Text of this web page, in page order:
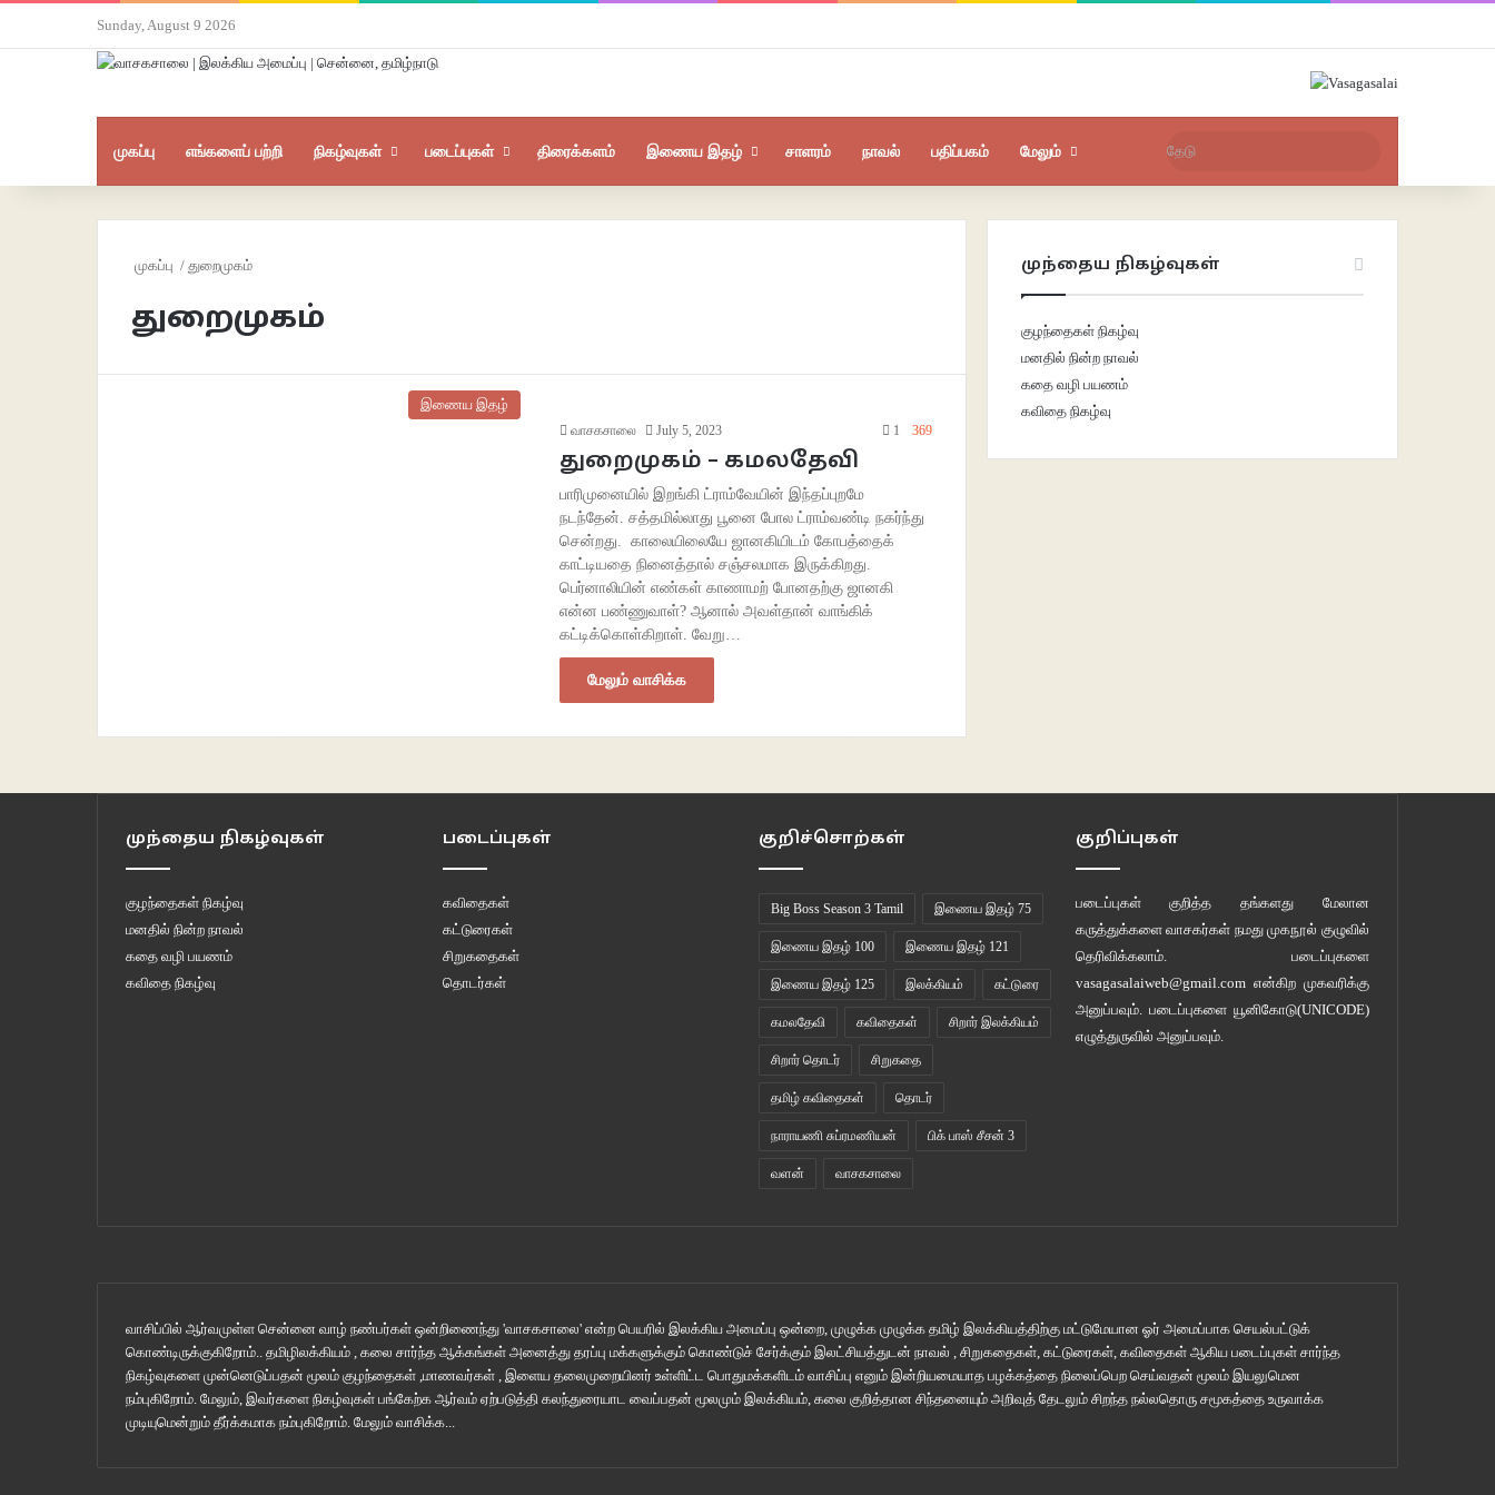
Sunday, August 9 2026
முகப்பு எங்களைப் பற்றி நிகழ்வுகள் படைப்புகள் திரைக்களம் இணைய இதழ் சாளரம் நாவல் பதிப்பகம் மேலும்
முகப்பு / துறைமுகம்
துறைமுகம்
இணைய இதழ்
வாசகசாலை July 5, 2023 1 369
துறைமுகம் – கமலதேவி
பாரிமுனையில் இறங்கி ட்ராம்வேயின் இந்தப்புறமே
நடந்தேன். சத்தமில்லாது பூனை போல ட்ராம்வண்டி நகர்ந்து
சென்றது. காலையிலையே ஜானகியிடம் கோபத்தைக்
காட்டியதை நினைத்தால் சஞ்சலமாக இருக்கிறது.
பெர்னாலியின் எண்கள் காணாமற் போனதற்கு ஜானகி
என்ன பண்ணுவாள்? ஆனால் அவள்தான் வாங்கிக்
கட்டிக்கொள்கிறாள். வேறு…
மேலும் வாசிக்க
முந்தைய நிகழ்வுகள்
குழந்தைகள் நிகழ்வு
மனதில் நின்ற நாவல்
கதை வழி பயணம்
கவிதை நிகழ்வு
முந்தைய நிகழ்வுகள்
குழந்தைகள் நிகழ்வு
மனதில் நின்ற நாவல்
கதை வழி பயணம்
கவிதை நிகழ்வு
படைப்புகள்
கவிதைகள்
கட்டுரைகள்
சிறுகதைகள்
தொடர்கள்
குறிச்சொற்கள்
Big Boss Season 3 Tamil இணைய இதழ் 75
இணைய இதழ் 100 இணைய இதழ் 121
இணைய இதழ் 125 இலக்கியம் கட்டுரை
கமலதேவி கவிதைகள் சிறார் இலக்கியம்
சிறார் தொடர் சிறுகதை
தமிழ் கவிதைகள் தொடர்
நாராயணி சுப்ரமணியன் பிக் பாஸ் சீசன் 3
வளன் வாசகசாலை
குறிப்புகள்
படைப்புகள் குறித்த தங்களது மேலான
கருத்துக்களை வாசகர்கள் நமதுமுகநூல் குழுவில்
தெரிவிக்கலாம். படைப்புகளை
vasagasalaiweb@gmail.comஎன்கிற முகவரிக்கு
அனுப்பவும். படைப்புகளை யூனிகோடு(UNICODE)
எழுத்துருவில் அனுப்பவும்.
வாசிப்பில் ஆர்வமுள்ள சென்னை வாழ் நண்பர்கள் ஒன்றிணைந்து 'வாசகசாலை' என்ற பெயரில் இலக்கிய அமைப்பு ஒன்றை, முழுக்க முழுக்க தமிழ் இலக்கியத்திற்கு மட்டுமேயான ஓர் அமைப்பாக செயல்பட்டுக்
கொண்டிருக்குகிறோம்.. தமிழிலக்கியம் , கலை சார்ந்த ஆக்கங்கள் அனைத்து தரப்பு மக்களுக்கும் கொண்டுச் சேர்க்கும் இலட்சியத்துடன் நாவல் , சிறுகதைகள், கட்டுரைகள், கவிதைகள் ஆகிய படைப்புகள் சார்ந்த
நிகழ்வுகளை முன்னெடுப்பதன் மூலம் குழந்தைகள் ,மாணவர்கள் , இளைய தலைமுறையினர் உள்ளிட்ட பொதுமக்களிடம் வாசிப்பு எனும் இன்றியமையாத பழக்கத்தை நிலைப்பெற செய்வதன் மூலம் இயலுமென
நம்புகிறோம். மேலும், இவர்களை நிகழ்வுகள் பங்கேற்க ஆர்வம் ஏற்படுத்தி கலந்துரையாட வைப்பதன் மூலமும் இலக்கியம், கலை குறித்தான சிந்தனையும் அறிவுத் தேடலும் சிறந்த நல்லதொரு சமூகத்தை உருவாக்க
முடியுமென்றும் தீர்க்கமாக நம்புகிறோம். மேலும் வாசிக்க...